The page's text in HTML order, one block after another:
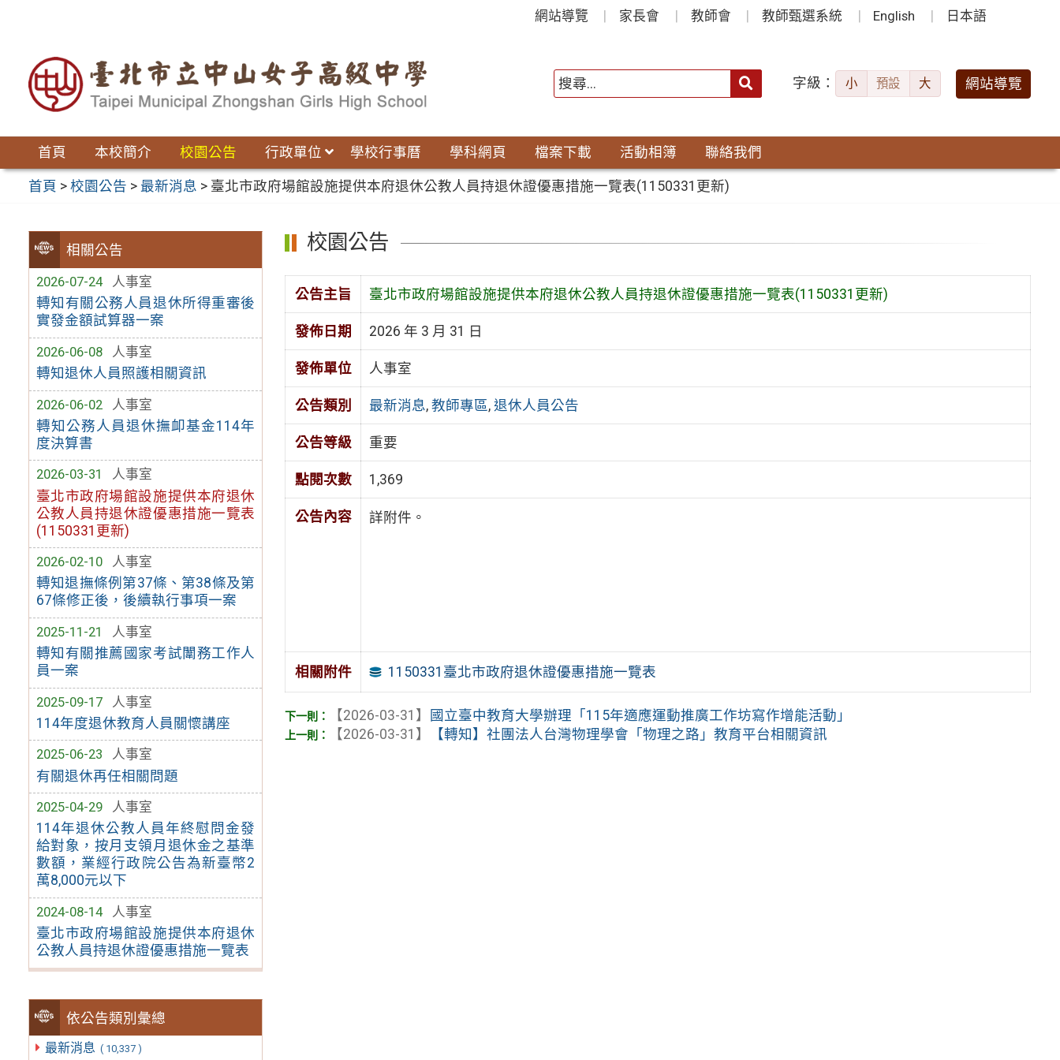
網站導覽 家長會 教師會 教師甄選系統 English 日本語
字級： 小 預設 大 網站導覽
首頁 本校簡介 校園公告 行政單位 學校行事曆 學科網頁 檔案下載 活動相簿 聯絡我們
首頁 >校園公告 > 最新消息 > 臺北市政府場館設施提供本府退休公教人員持退休證優惠措施一覽表(1150331更新)
相關公告
2026-07-24
人事室
轉知有關公務人員退休所得重審後
實發金額試算器一案
2026-06-08
人事室
轉知退休人員照護相關資訊
2026-06-02
人事室
轉知公務人員退休撫卹基金114年
度決算書
2026-03-31
人事室
臺北市政府場館設施提供本府退休
公教人員持退休證優惠措施一覽表
(1150331更新)
2026-02-10
人事室
轉知退撫條例第37條、第38條及第
67條修正後，後續執行事項一案
2025-11-21
人事室
轉知有關推薦國家考試闈務工作人
員一案
2025-09-17
人事室
114年度退休教育人員關懷講座
2025-06-23
人事室
有關退休再任相關問題
2025-04-29
人事室
114年退休公教人員年終慰問金發
給對象，按月支領月退休金之基準
數額，業經行政院公告為新臺幣2
萬8,000元以下
2024-08-14
人事室
臺北市政府場館設施提供本府退休
公教人員持退休證優惠措施一覽表
依公告類別彙總
最新消息 ( 10,337 )
校園公告
公告主旨 臺北市政府場館設施提供本府退休公教人員持退休證優惠措施一覽表(1150331更新)
發佈日期 2026 年 3 月 31 日
發佈單位 人事室
公告類別 最新消息, 教師專區, 退休人員公告
公告等級 重要
點閱次數 1,369
公告內容 詳附件。
相關附件 1150331臺北市政府退休證優惠措施一覽表
【2026-03-31】
國立臺中教育大學辦理「115年適應運動推廣工作坊寫作增能活動」
【2026-03-31】
【轉知】社團法人台灣物理學會「物理之路」教育平台相關資訊